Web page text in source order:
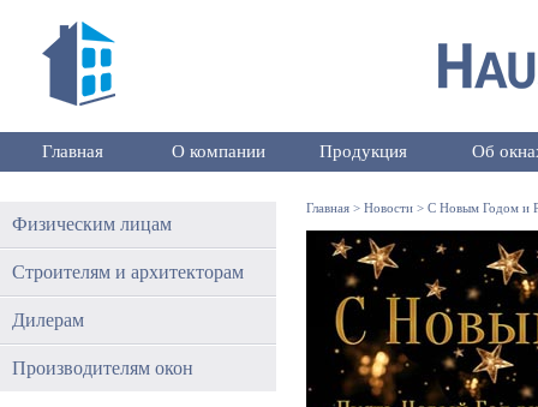
Главная О компании Продукция Об
Физическим лицам
Строителям и архитекторам
Дилерам
Производителям окон
Главная > Новости > С Новым Годом и